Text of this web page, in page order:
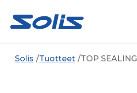
Solis Tuotteet TOP